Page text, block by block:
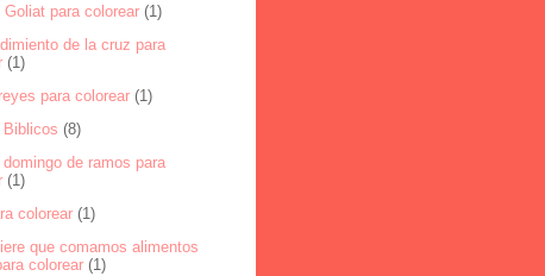
Goliat para colorear (1)
de la cruz para
(1)
para colorear (1)
Biblicos (8)
domingo de ramos para
(1)
colorear (1)
que comamos alimentos
colorear (1)